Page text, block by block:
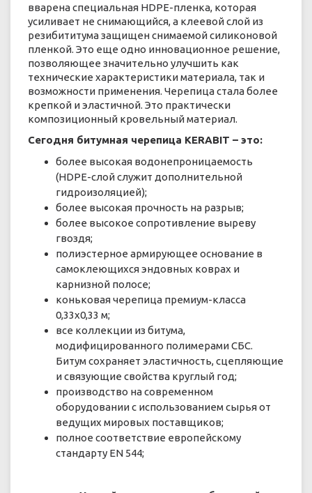
вварена специальная HDPE-пленка, которая
усиливает не снимающийся, а клеевой слой из
резибититума защищен снимаемой силиконовой
пленкой. Это еще одно инновационное решение,
позволяющее значительно улучшить как
технические характеристики материала, так и
возможности применения. Черепица стала более
крепкой и эластичной. Это практически
композиционный кровельный материал.
Сегодня битумная черепица KERABIT – это:
более высокая водонепроницаемость
(HDPE-слой служит дополнительной
гидроизоляцией);
более высокая прочность на разрыв;
более высокое сопротивление выреву
гвоздя;
полиэстерное армирующее основание в
самоклеющихся эндовных коврах и
карнизной полосе;
коньковая черепица премиум-класса
0,33х0,33 м;
все коллекции из битума,
модифицированного полимерами СБС.
Битум сохраняет эластичность, сцепляющие
и связующие свойства круглый год;
производство на современном
оборудовании с использованием сырья от
ведущих мировых поставщиков;
полное соответствие европейскому
стандарту EN 544;